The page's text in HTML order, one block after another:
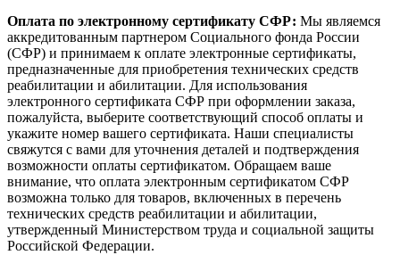
Оплата по электронному сертификату СФР: Мы являемся
аккредитованным партнером Социального фонда России
(СФР) и принимаем к оплате электронные сертификаты,
предназначенные для приобретения технических средств
реабилитации и абилитации. Для использования
электронного сертификата СФР при оформлении заказа,
пожалуйста, выберите соответствующий способ оплаты и
укажите номер вашего сертификата. Наши специалисты
свяжутся с вами для уточнения деталей и подтверждения
возможности оплаты сертификатом. Обращаем ваше
внимание, что оплата электронным сертификатом СФР
возможна только для товаров, включенных в перечень
технических средств реабилитации и абилитации,
утвержденный Министерством труда и социальной защиты
Российской Федерации.